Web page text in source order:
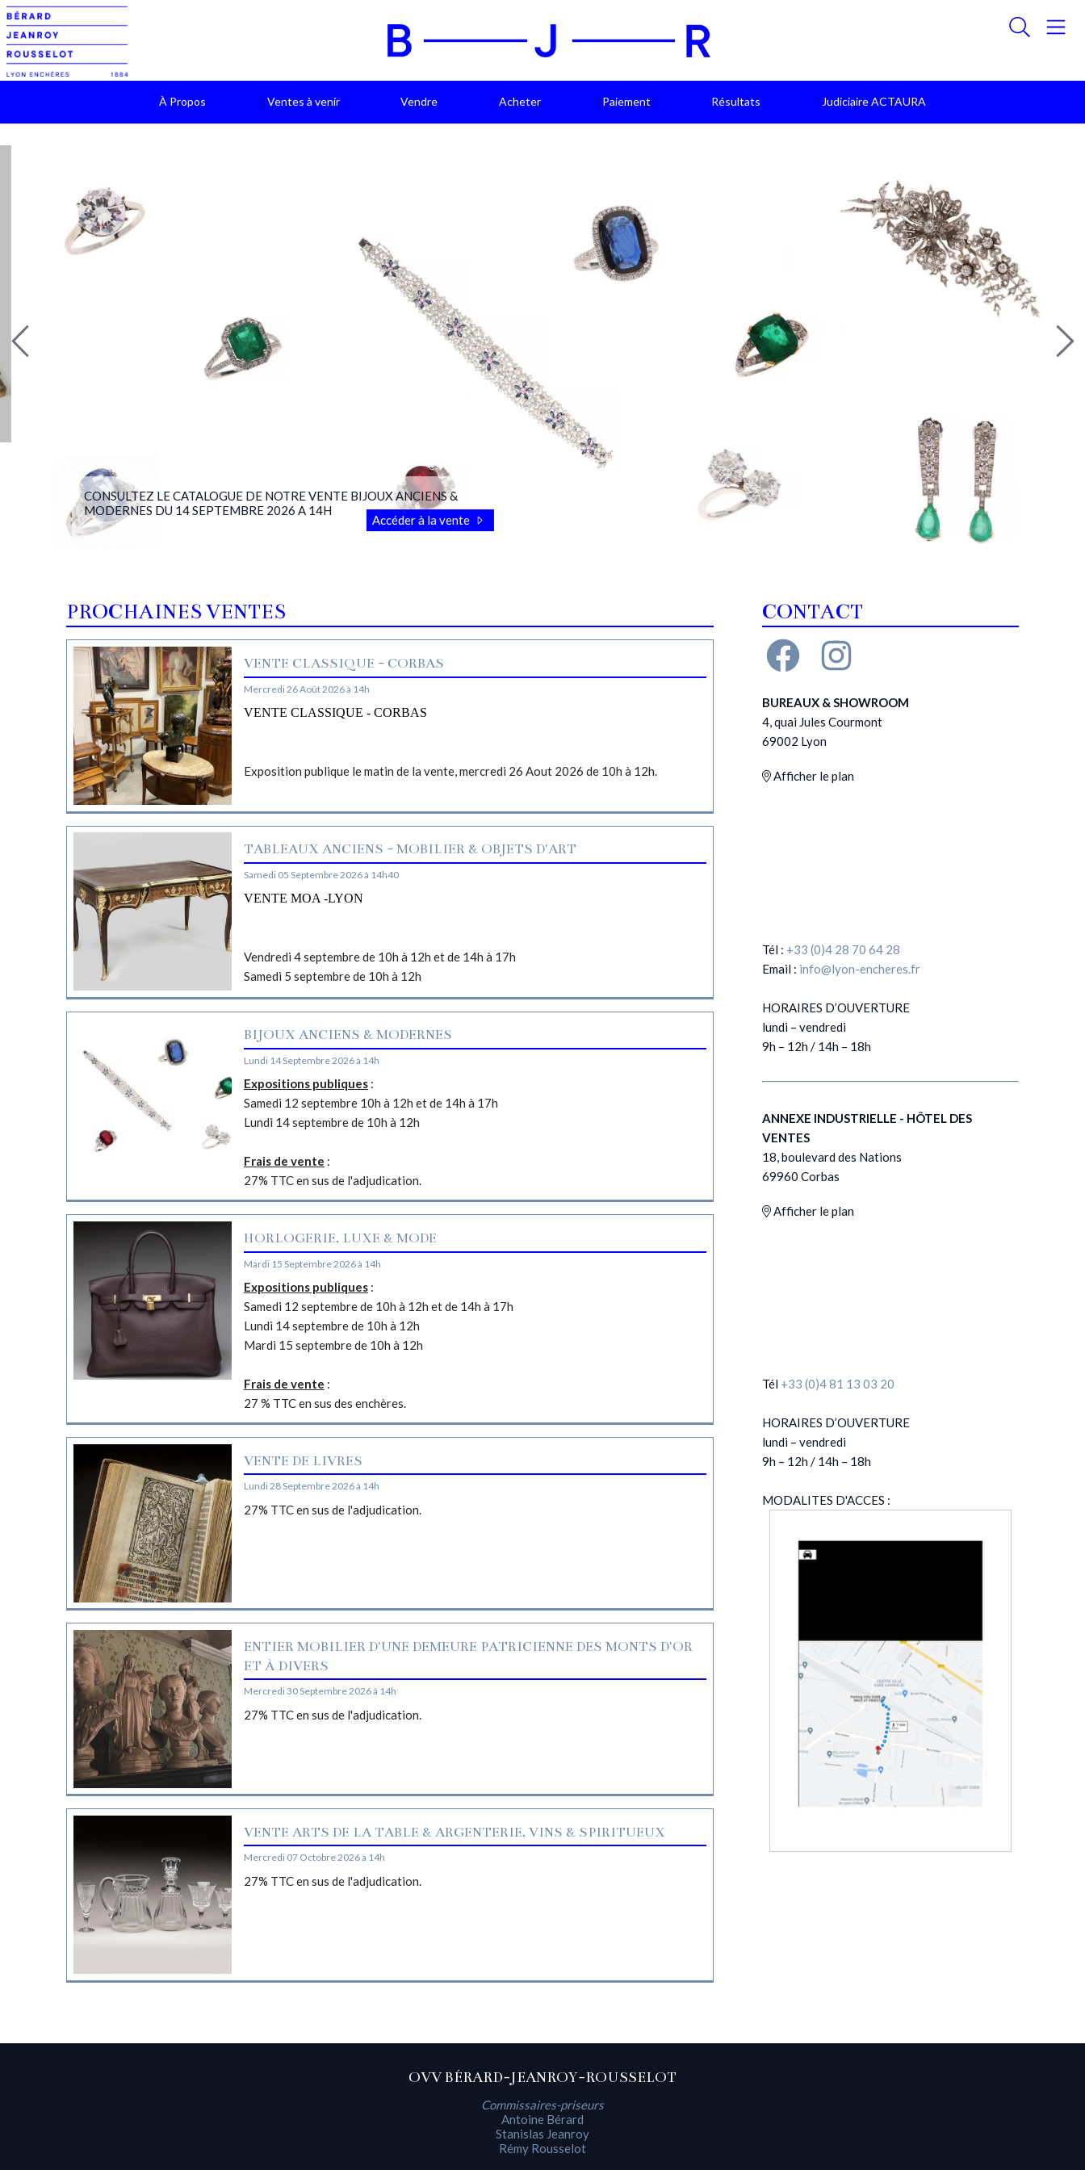
À Propos Ventes à venir Vendre Acheter Paiement Résultats Judiciaire ACTAURA
CONSULTEZ LE CATALOGUE DE NOTRE VENTE BIJOUX ANCIENS &
MODERNES DU 14 SEPTEMBRE 2026 A 14H
Accéder à la vente
PROCHAINES VENTES
VENTE CLASSIQUE - CORBAS
Mercredi 26 Août 2026 à 14h
VENTE CLASSIQUE - CORBAS
Exposition publique le matin de la vente, mercredi 26 Aout 2026 de 10h à 12h.
TABLEAUX ANCIENS - MOBILIER & OBJETS D'ART
Samedi 05 Septembre 2026 à 14h40
VENTE MOA -LYON
Vendredi 4 septembre de 10h à 12h et de 14h à 17h
Samedi 5 septembre de 10h à 12h
BIJOUX ANCIENS & MODERNES
Lundi 14 Septembre 2026 à 14h
Expositions publiques:
Samedi 12 septembre 10h à 12h et de 14h à 17h
Lundi 14 septembre de 10h à 12h
Frais de vente :
27% TTC en sus de l'adjudication.
HORLOGERIE, LUXE & MODE
Mardi 15 Septembre 2026 à 14h
Expositions publiques:
Samedi 12 septembre de 10h à 12h et de 14h à 17h
Lundi 14 septembre de 10h à 12h
Mardi 15 septembre de 10h à 12h
Frais de vente :
27 % TTC en sus des enchères.
VENTE DE LIVRES
Lundi 28 Septembre 2026 à 14h
27% TTC en sus de l'adjudication.
ENTIER MOBILIER D'UNE DEMEURE PATRICIENNE DES MONTS D'OR
ET À DIVERS
Mercredi 30 Septembre 2026 à 14h
27% TTC en sus de l'adjudication.
VENTE ARTS DE LA TABLE & ARGENTERIE, VINS & SPIRITUEUX
Mercredi 07 Octobre 2026 à 14h
27% TTC en sus de l'adjudication.
CONTACT
BUREAUX & SHOWROOM
4, quai Jules Courmont
69002 Lyon
Afficher le plan
Tél : +33 (0)4 28 70 64 28
Email : info@lyon-encheres.fr
HORAIRES D’OUVERTURE
lundi – vendredi
9h – 12h / 14h – 18h
ANNEXE INDUSTRIELLE - HÔTEL DES
VENTES
18, boulevard des Nations
69960 Corbas
Afficher le plan
Tél +33 (0)4 81 13 03 20
HORAIRES D’OUVERTURE
lundi – vendredi
9h – 12h / 14h – 18h
MODALITES D'ACCES :
OVV BÉRARD-JEANROY-ROUSSELOT
Commissaires-priseurs
Antoine Bérard
Stanislas Jeanroy
Rémy Rousselot